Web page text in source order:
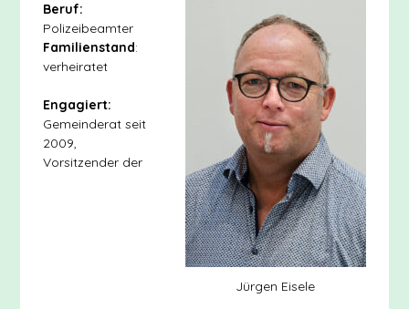
Jürgen Eisele
Beruf:
Polizeibeamter
Familienstand:
verheiratet
Engagiert:
Gemeinderat seit
2009,
Vorsitzender der